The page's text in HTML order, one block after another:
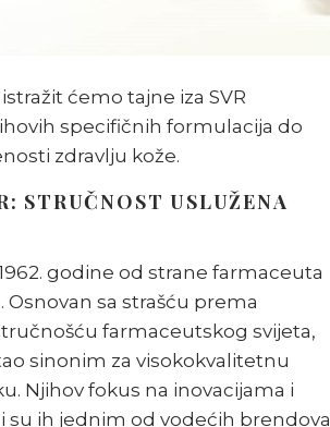
ćemo tajne iza SVR
specifičnih formulacija do
zdravlju kože.
STRUČNOST USLUŽENA
godine od strane farmaceuta
Osnovan sa strašću prema
farmaceutskog svijeta,
sinonim za visokokvalitetnu
Njihov fokus na inovacijama i
su ih jednim od vodećih brendova